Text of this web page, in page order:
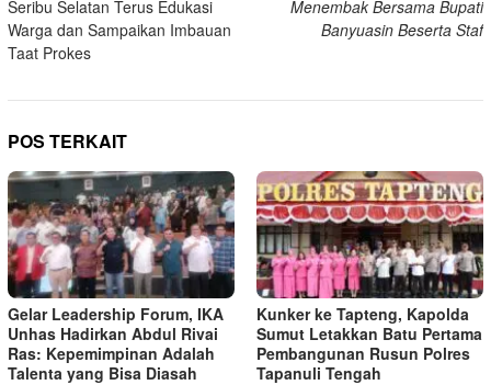
Seribu Selatan Terus Edukasi
Warga dan Sampaikan Imbauan
Taat Prokes
Menembak Bersama Bupati
Banyuasin Beserta Staf
POS TERKAIT
Gelar Leadership Forum, IKA
Unhas Hadirkan Abdul Rivai
Ras: Kepemimpinan Adalah
Talenta yang Bisa Diasah
Kunker ke Tapteng, Kapolda
Sumut Letakkan Batu Pertama
Pembangunan Rusun Polres
Tapanuli Tengah